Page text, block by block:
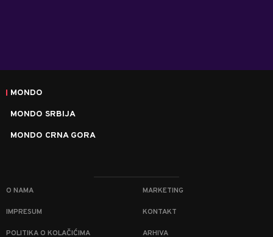
MONDO
MONDO SRBIJA
MONDO CRNA GORA
O NAMA MARKETING
IMPRESUM KONTAKT
POLITIKA O KOLAČIĆIMA ARHIVA